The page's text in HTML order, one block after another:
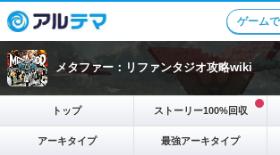
ゲーム
メタファー：リファンタジオ攻略wiki
トップ ストーリー100%回収
アーキタイプ 最強アーキタイプ